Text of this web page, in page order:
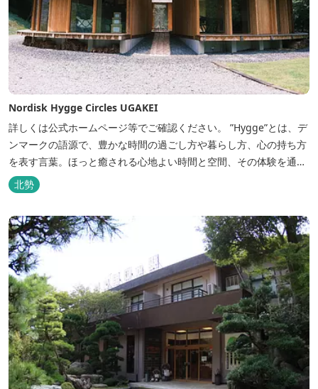
Nordisk Hygge Circles UGAKEI
詳しくは公式ホームページ等でご確認ください。 ”Hygge”とは、デ
ンマークの語源で、豊かな時間の過ごし方や暮らし方、心の持ち方
を表す言葉。ほっと癒される心地よい時間と空間、その体験を通し
て得られる幸福感のことです。 デンマーク発のアウトドアブランド
「Nordisk（ノルディスク）」と三重県いなべ市が連携して手がけ
た日本初のアウトドアフィールドが、2023年４月３日にオープンし
ました...
北勢